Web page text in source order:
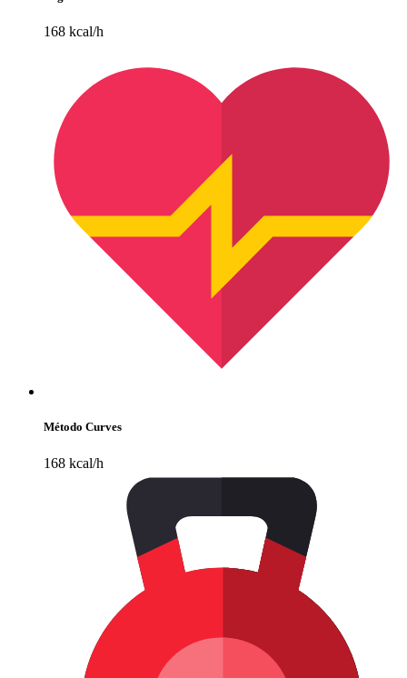
168 kcal/h
Método Curves
168 kcal/h